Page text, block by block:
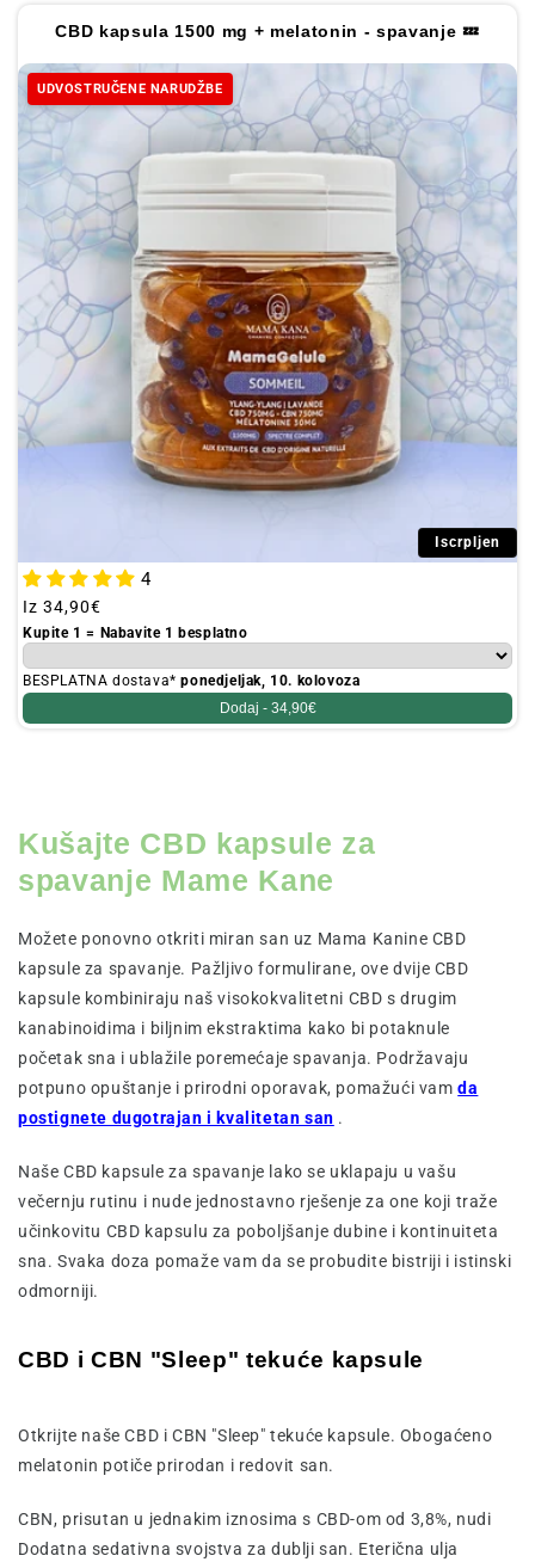
CBD kapsula 1500 mg + melatonin - spavanje 💤
UDVOSTRUČENE NARUDŽBE
Iscrpljen
4
Redovna
cijena
Iz 34,90€
Kupite 1 = Nabavite 1 besplatno
BESPLATNA dostava*ponedjeljak, 10. kolovoza
Dodaj - 34,90€
Kušajte CBD kapsule za
spavanje Mame Kane
Možete ponovno otkriti miran san uz Mama Kanine CBD
kapsule za spavanje. Pažljivo formulirane, ove dvije CBD
kapsule kombiniraju naš visokokvalitetni CBD s drugim
kanabinoidima i biljnim ekstraktima kako bi potaknule
početak sna i ublažile poremećaje spavanja. Podržavaju
potpuno opuštanje i prirodni oporavak, pomažući vamda
postignete dugotrajan i kvalitetan san .
Naše CBD kapsule za spavanje lako se uklapaju u vašu
večernju rutinu i nude jednostavno rješenje za one koji traže
učinkovitu CBD kapsulu za poboljšanje dubine i kontinuiteta
sna. Svaka doza pomaže vam da se probudite bistriji i istinski
odmorniji.
CBD i CBN "Sleep" tekuće kapsule
Otkrijte naše CBD i CBN "Sleep" tekuće kapsule. Obogaćeno
melatonin potiče prirodan i redovit san.
CBN, prisutan u jednakim iznosima s CBD-om od 3,8%, nudi
Dodatna sedativna svojstva za dublji san. Eterična ulja